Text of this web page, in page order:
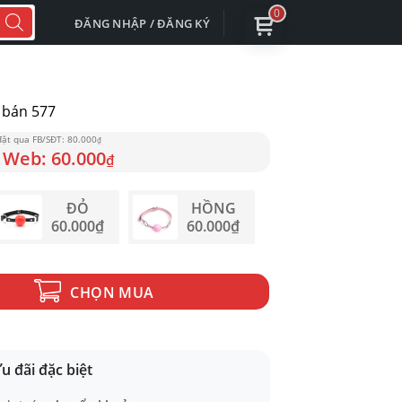
ĐĂNG NHẬP / ĐĂNG KÝ
577
80.000₫
60.000₫
ĐỎ
60.000₫
HỒNG
60.000₫
CHỌN MUA
đãi đặc biệt
0